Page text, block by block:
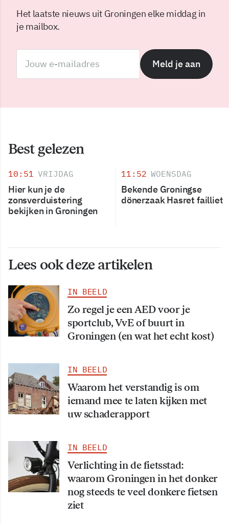
Het laatste nieuws uit Groningen elke middag in
je mailbox.
Meld je aan
Best gelezen
10:51 VRIJDAG
Hier kun je de
zonsverduistering
bekijken in Groningen
11:52 WOENSDAG
Bekende Groningse
dönerzaak Hasret failliet
Lees ook deze artikelen
IN BEELD
Zo regel je een AED voor je
sportclub, VvE of buurt in
Groningen (en wat het echt kost)
IN BEELD
Waarom het verstandig is om
iemand mee te laten kijken met
uw schaderapport
IN BEELD
Verlichting in de fietsstad:
waarom Groningen in het donker
nog steeds te veel donkere fietsen
ziet